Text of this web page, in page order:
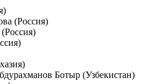
(Россия)
Ботыр (Узбекистан)